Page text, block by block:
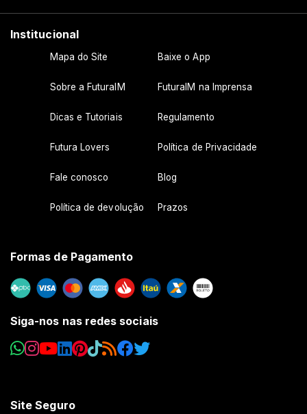
Institucional
Mapa do Site Baixe o App
Sobre a FuturaIM FuturaIM na Imprensa
Dicas e Tutoriais Regulamento
Futura Lovers Política de Privacidade
Fale conosco Blog
Política de devolução Prazos
Formas de Pagamento
Siga-nos nas redes sociais
Site Seguro